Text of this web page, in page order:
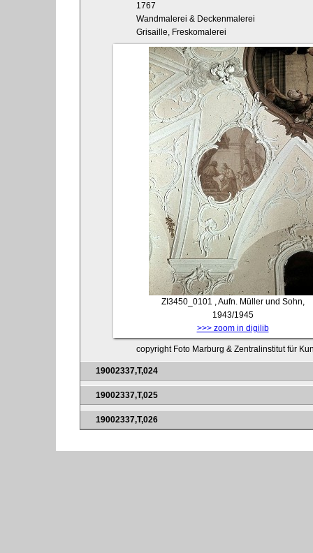
1767
Wandmalerei & Deckenmalerei
Grisaille, Freskomalerei
ZI3450_0101 , Aufn. Müller und Sohn,
1943/1945
>>> zoom in digilib
copyright Foto Marburg & Zentralinstitut für
19002337,T,024
19002337,T,025
19002337,T,026